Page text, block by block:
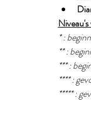
* :
** :
*** :
**** :
***** :